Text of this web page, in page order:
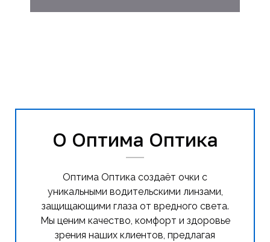
О Оптима Оптика
Оптима Оптика создаёт очки с
уникальными водительскими линзами,
защищающими глаза от вредного света.
Мы ценим качество, комфорт и здоровье
зрения наших клиентов, предлагая